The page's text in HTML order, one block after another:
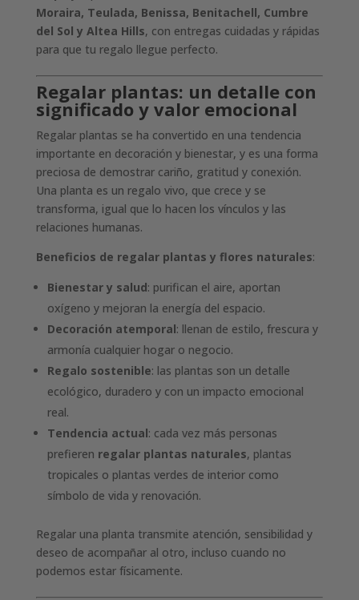
Moraira, Teulada, Benissa, Benitachell, Cumbre
del Sol y Altea Hills, con entregas cuidadas y rápidas
para que tu regalo llegue perfecto.
Regalar plantas: un detalle con
significado y valor emocional
Regalar plantas se ha convertido en una tendencia
importante en decoración y bienestar, y es una forma
preciosa de demostrar cariño, gratitud y conexión.
Una planta es un regalo vivo, que crece y se
transforma, igual que lo hacen los vínculos y las
relaciones humanas.
Beneficios de regalar plantas y flores naturales:
Bienestar y salud: purifican el aire, aportan
oxígeno y mejoran la energía del espacio.
Decoración atemporal: llenan de estilo, frescura y
armonía cualquier hogar o negocio.
Regalo sostenible: las plantas son un detalle
ecológico, duradero y con un impacto emocional
real.
Tendencia actual: cada vez más personas
prefieren regalar plantas naturales, plantas
tropicales o plantas verdes de interior como
símbolo de vida y renovación.
Regalar una planta transmite atención, sensibilidad y
deseo de acompañar al otro, incluso cuando no
podemos estar físicamente.